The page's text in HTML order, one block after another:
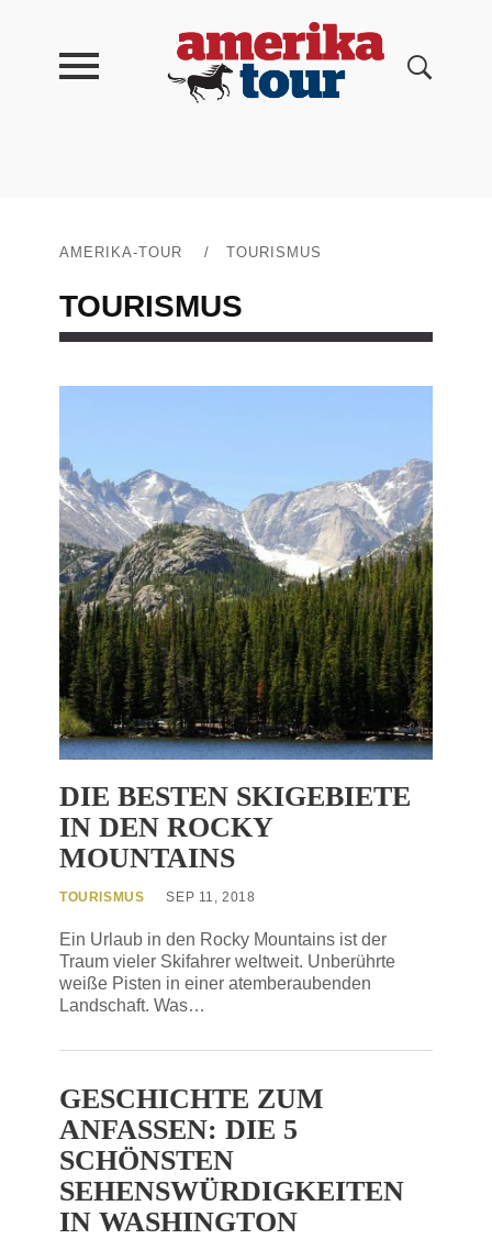
AMERIKA-TOUR / TOURISMUS
TOURISMUS
DIE BESTEN SKIGEBIETE
IN DEN ROCKY
MOUNTAINS
TOURISMUS SEP 11, 2018
Ein Urlaub in den Rocky Mountains ist der
Traum vieler Skifahrer weltweit. Unberührte
weiße Pisten in einer atemberaubenden
Landschaft. Was…
GESCHICHTE ZUM
ANFASSEN: DIE 5
SCHÖNSTEN
SEHENSWÜRDIGKEITEN
IN WASHINGTON